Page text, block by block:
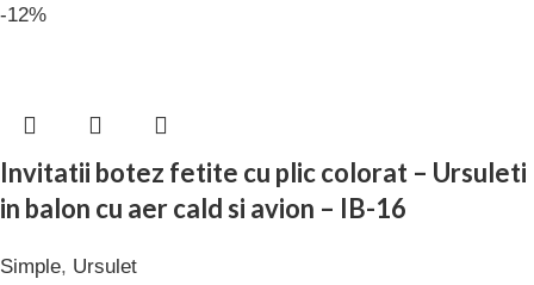
-12%
Invitatii botez fetite cu plic colorat – Ursuleti
in balon cu aer cald si avion – IB-16
Simple, Ursulet